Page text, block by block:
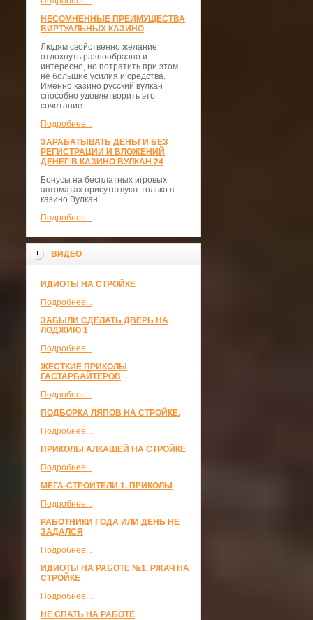
НЕСОМНЕННЫЕ ПРЕИМУЩЕСТВА
ВИРТУАЛЬНЫХ КАЗИНО
Людям свойственно желание
отдохнуть разнообразно и
интересно, но потратить при этом
не большие усилия и средства.
Именно казино русский вулкан
способно удовлетворить это
сочетание.
Подробнее...
ЗАРАБАТЫВАТЬ ДЕНЬГИ БЕЗ
РЕГИСТРАЦИИ И ВЛОЖЕНИЙ
ДЕНЕГ В КАЗИНО ВУЛКАН 24
Бонусы на бесплатных игровых
автоматах присутствуют только в
казино Вулкан.
Подробнее...
ВИДЕО
ИДИОТЫ НА СТРОЙКЕ
Подробнее...
ЗАБЫЛИ СДЕЛАТЬ ДВЕРЬ НА
ЛОДЖИЮ 1
Подробнее...
ЖЕСТКИЕ ПРИКОЛЫ
ГАСТАРБАЙТЕРОВ
Подробнее...
ПОДБОРКА ЛЯПОВ НА СТРОЙКЕ.
Подробнее...
ПРИКОЛЫ АЛКАШЕЙ НА СТРОЙКЕ
Подробнее...
МЕГА-СТРОИТЕЛИ 1. ПРИКОЛЫ
Подробнее...
РАБОТНИКИ ГОДА ИЛИ ДЕНЬ НЕ
ЗАДАЛСЯ
Подробнее...
ИДИОТЫ НА РАБОТЕ №1. РЖАЧ НА
СТРОЙКЕ
Подробнее...
НЕ СПАТЬ НА РАБОТЕ